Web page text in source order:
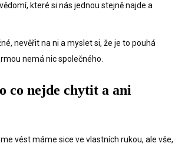
které si nás jednou stejně najde a
nevěřit na ni a myslet si, že je to pouhá
nemá nic společného.
co nejde chytit a ani
vést máme sice ve vlastních rukou, ale vše,